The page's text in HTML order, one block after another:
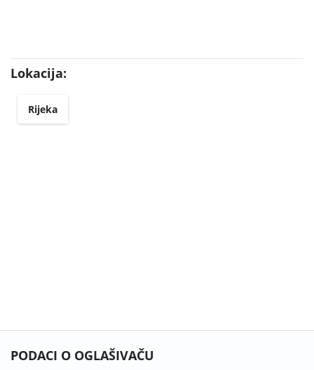
Lokacija:
Rijeka
PODACI O OGLAŠIVAČU